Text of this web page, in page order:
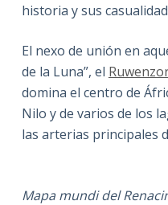
historia y sus
El nexo de unión en
de la Luna”, el
domina el centro de
Nilo y de varios de los
las arterias principales
Mapa mundi del